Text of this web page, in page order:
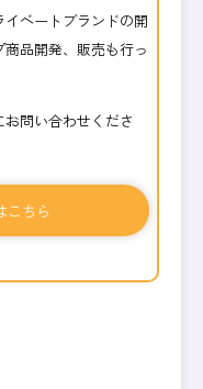
ベートブランドの開
品開発、販売も行っ
問い合わせくださ
こちら